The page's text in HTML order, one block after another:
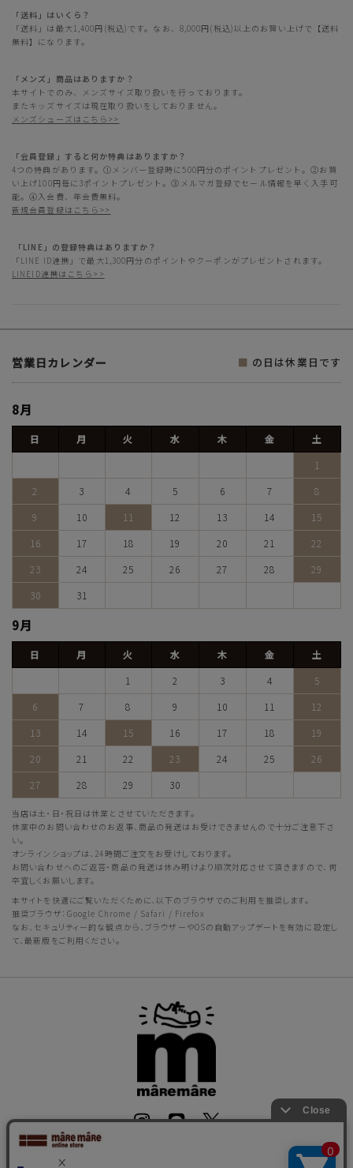
「送料」はいくら？
「送料」は最大1,400円(税込)です。なお、8,000円(税込)以上のお買い上げで【送料
無料】になります。
「メンズ」商品はありますか？
本サイトでのみ、メンズサイズ取り扱いを行っております。
またキッズサイズは現在取り扱いをしておりません。
メンズシューズはこちら>>
「会員登録」すると何か特典はありますか？
4つの特典があります。①メンバー登録時に500円分のポイントプレゼント。②お買
い上げ100円毎に3ポイントプレゼント。③メルマガ登録でセール情報を早く入手可
能。④入会費、年会費無料。
新規会員登録はこちら>>
「LINE」の登録特典はありますか？
「LINE ID連携」で最大1,300円分のポイントやクーポンがプレゼントされます。
LINEID連携はこちら>>
営業日カレンダー ■ の日は休業日です
8月
日 月 火 水 木 金
土
1
2
3 4 5 6 7
8
9
10 11 12 13 14
15
16
17 18 19 20 21
22
23
24 25 26 27 28
29
30
31
9月
日 月 火 水 木 金
土
1
2 3 4
5
6
7 8 9 10 11
12
13
14 15 16 17 18
19
20
21 22 23 24 25
26
27
28 29 30
当店は土・日・祝日は休業とさせていただきます。
休業中のお問い合わせのお返事、商品の発送はお受けできませんので十分ご注意下さ
い。
オンラインショップは、24時間ご注文をお受けしております。
お問い合わせへのご返答・商品の発送は休み明けより順次対応させて頂きますので、何
卒宜しくお願いします。
本サイトを快適にご覧いただくために、以下のブラウザでのご利用を推奨します。
推奨ブラウザ：Google Chrome / Safari / Firefox
なお、セキュリティー的な観点から、ブラウザーやOSの自動アップデートを有効に設定し
て、最新版をご利用ください。
会社概要 お問い合わせ